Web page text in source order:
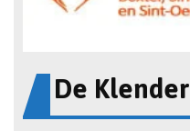
De Klender